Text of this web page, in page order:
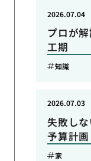
プロが
工期
2026.07.04
知識
失敗し
予算計
2026.07.03
家